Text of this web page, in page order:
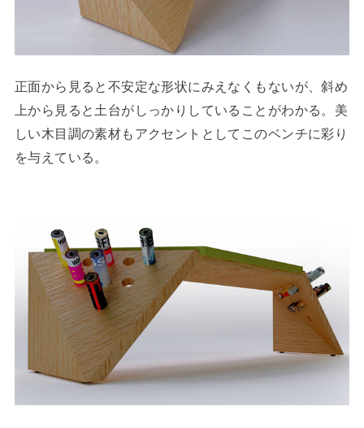
正面から見ると不安定な形状にみえなくもないが、斜め
上から見ると土台がしっかりしていることがわかる。美
しい木目調の素材もアクセントとしてこのベンチに彩り
を与えている。